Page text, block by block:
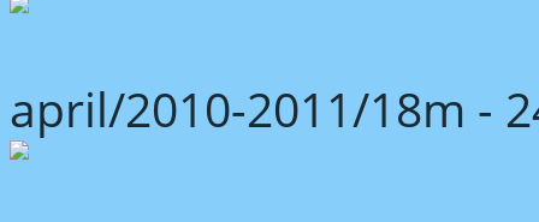
april/2010-2011/18m -